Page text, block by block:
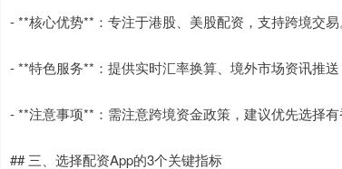
- **核心优势**：专注于港股、美股配资，支持跨境交易
- **特色服务**：提供实时汇率换算、境外市场资讯推送
- **注意事项**：需注意跨境资金政策，建议优先选择有
## 三、选择配资App的3个关键指标